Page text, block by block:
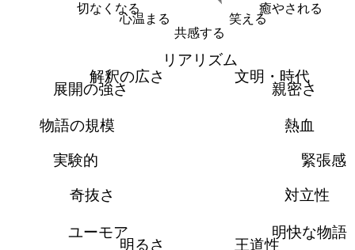
癒やされる
笑える
共感する
心温まる
切なくなる
リアリズム
文明・時代
親密さ
熱血
緊張感
対立性
明快な物語
王道性
明るさ
ユーモア
奇抜さ
実験的
物語の規模
展開の強さ
解釈の広さ